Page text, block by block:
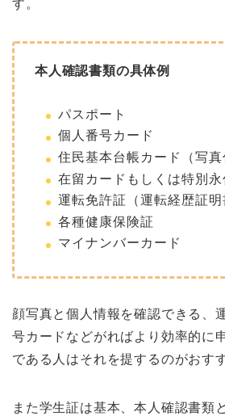
す。
本人確認書類の具体例
パスポート
個人番号カード
住民基本台帳カード（写真
在留カードもしくは特別
運転免許証（運転経歴証明
各種健康保険証
マイナンバーカード
顔写真と個人情報を確認できる、
号カードなどがればより効率的に
である人はそれを提するのがおす
また学生証は基本、本人確認書類